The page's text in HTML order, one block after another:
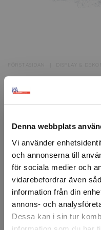
Denna webbplats
Vi använder
och annonserna till
för sociala medier och
vidarebefordrar även
information från din
annons- och
Dessa kan i sin tur
DISPLAY & DEKOR
Snökornen har en
Artikelnr: 63391A
Vikt
100 gram
500 gram
Ansök om konto